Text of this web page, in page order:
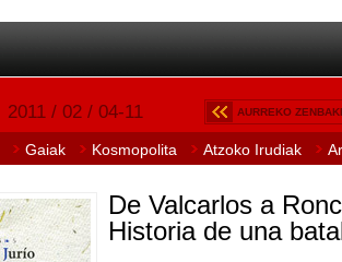
2011 / 02 / 04-11 AURREKO
Gaiak Kosmopolita Atzoko Irudiak
De Valcarlos a
Historia de una